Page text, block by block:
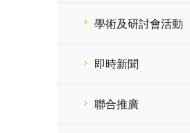
學術及研討會活動
即時新聞
聯合推廣